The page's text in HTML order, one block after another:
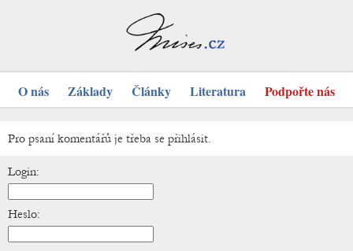
O nás Základy Články Literatura Podpořte nás
Pro psaní komentářů je třeba se přihlásit.
Login:
Heslo: